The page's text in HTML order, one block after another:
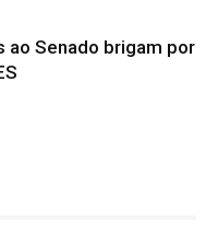
ao Senado brigam por